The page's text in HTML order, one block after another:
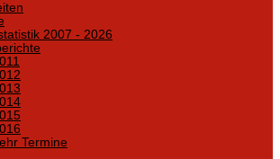
2007 - 2026
Termine